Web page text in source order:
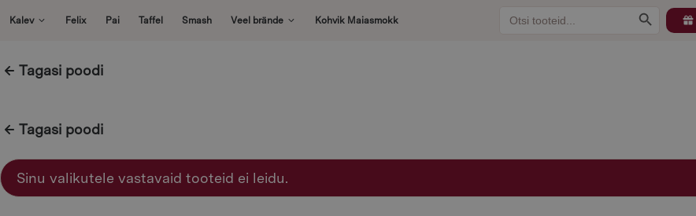
Kalev Felix Pai Taffel Smash Veel brände Kohvik Maiasmokk
for:
Search Button
Tagasi poodi
Tagasi poodi
Sinu valikutele vastavaid tooteid ei leidu.